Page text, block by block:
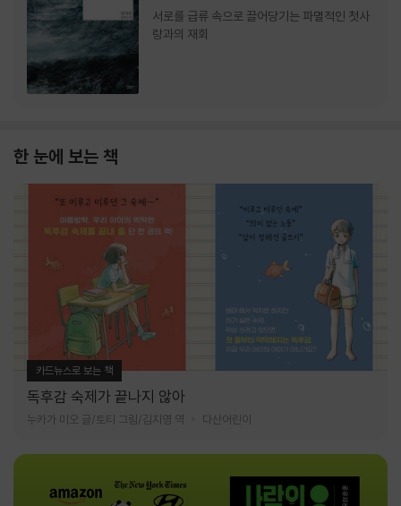
서로를 급류 속으로 끌어당기는 파멸적인 첫사
랑과의 재회
한 눈에 보는 책
카드뉴스로 보는 책
독후감 숙제가 끝나지 않아
누카가 미오 글/토티 그림/김지영 역 다산어린이